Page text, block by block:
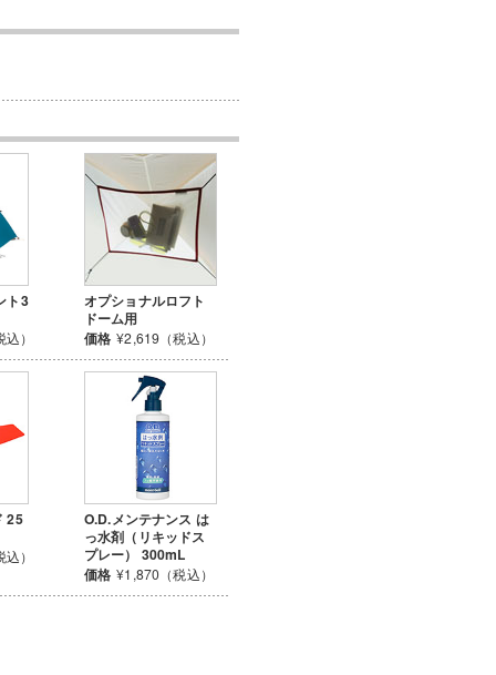
ト3
）
オプショナルロフト
ドーム用
価格 ¥2,619（税込）
25
）
O.D.メンテナンス は
っ水剤（リキッドス
プレー） 300mL
価格 ¥1,870（税込）